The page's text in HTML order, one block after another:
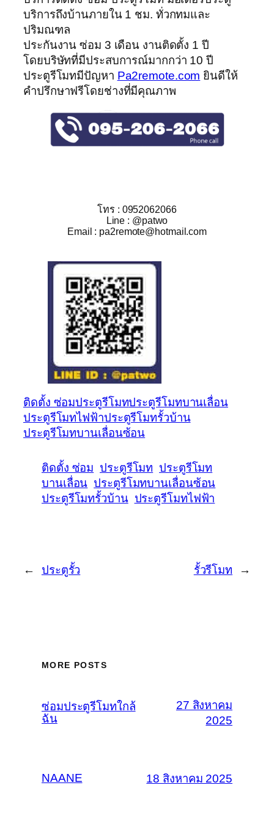
บริการถึงบ้านภายใน 1 ชม. ทั่วกทมและ
ปริมณฑล
ประกันงาน ซ่อม 3 เดือน งานติดตั้ง 1 ปี
โดยบริษัทที่มีประสบการณ์มากกว่า 10 ปี
ประตูรีโมทมีปัญหา Pa2remote.com ยินดีให้
คำปรึกษาฟรีโดยช่างที่มีคุณภาพ
โทร : 0952062066
Line : @patwo
Email : pa2remote@hotmail.com
ติดตั้ง ซ่อมประตูรีโมทประตูรีโมทบานเลื่อน
ประตูรีโมทไฟฟ้าประตูรีโมทรั้วบ้าน
ประตูรีโมทบานเลื่อนซ้อน
ติดตั้ง ซ่อม ประตูรีโมท ประตูรีโมท
บานเลื่อน ประตูรีโมทบานเลื่อนซ้อน
ประตูรีโมทรั้วบ้าน ประตูรีโมทไฟฟ้า
← ประตูรั้ว รั้วรีโมท →
MORE POSTS
ซ่อมประตูรีโมทใกล้
ฉัน
27 สิงหาคม
2025
NAANE 18 สิงหาคม 2025